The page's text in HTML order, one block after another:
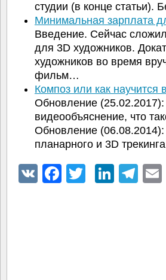
студии (в конце статьи).
Минимальная зарплата
Введение. Сейчас
для 3D художников.
художников во время
фильм…
Композ или как научится
Обновление
видеообъяснение, что
Обновление
планарного и 3D
VK Facebook
Twitter